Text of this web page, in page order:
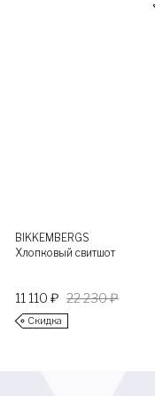
BIKKEMBERGS
Хлопковый свитшот
11 110 ₽ 22 230 ₽
Скидка